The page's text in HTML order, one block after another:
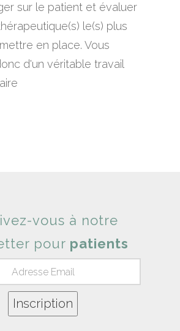
sur le patient et évaluer
le(s) plus
en place. Vous
d'un véritable travail
vous à notre
pour patients